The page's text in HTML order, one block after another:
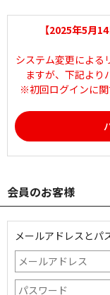
【2025年5月
システム変更による
ますが、下記より
※初回ログインに
会員のお客様
メールアドレスとパ